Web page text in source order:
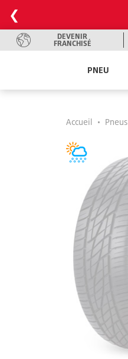
❮
DEVENIR
FRANCHISÉ
PNEU
Accueil • Pneus